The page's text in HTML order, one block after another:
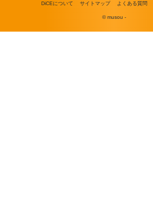
DiCEについて サイトマップ よくある質問
© musou -